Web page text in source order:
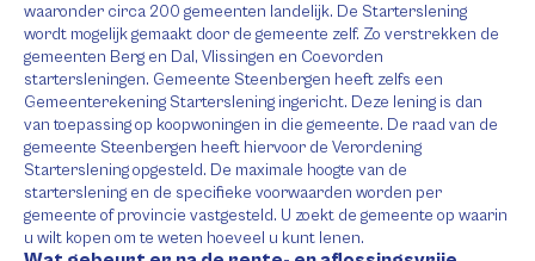
waaronder circa 200 gemeenten landelijk. De Starterslening
wordt mogelijk gemaakt door de gemeente zelf. Zo verstrekken de
gemeenten Berg en Dal, Vlissingen en Coevorden
startersleningen. Gemeente Steenbergen heeft zelfs een
Gemeenterekening Starterslening ingericht. Deze lening is dan
van toepassing op koopwoningen in die gemeente. De raad van de
gemeente Steenbergen heeft hiervoor de Verordening
Starterslening opgesteld. De maximale hoogte van de
starterslening en de specifieke voorwaarden worden per
gemeente of provincie vastgesteld. U zoekt de gemeente op waarin
u wilt kopen om te weten hoeveel u kunt lenen.